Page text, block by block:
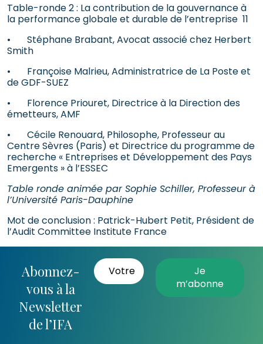
Table-ronde 2 : La contribution de la gouvernance à
la performance globale et durable de l’entreprise 11
• Stéphane Brabant, Avocat associé chez Herbert
Smith
• Françoise Malrieu, Administratrice de La Poste et
de GDF-SUEZ
• Florence Priouret, Directrice à la Direction des
émetteurs, AMF
• Cécile Renouard, Philosophe, Professeur au
Centre Sèvres (Paris) et Directrice du programme de
recherche « Entreprises et Développement des Pays
Emergents » à l’ESSEC
Table ronde animée par Sophie Schiller, Professeur à
l’Université Paris-Dauphine
Mot de conclusion : Patrick-Hubert Petit, Président de
l’Audit Committee Institute France
Abonnez-
vous à la
Newsletter
de l’IFA